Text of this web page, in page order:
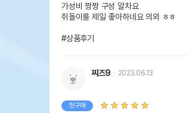
가성비 짱짱 구성 알차요
쥐돌이를 제일 좋아하네요 의외 ㅎㅎ
#상품후기
찌즈9 2023.06.13
첫구매